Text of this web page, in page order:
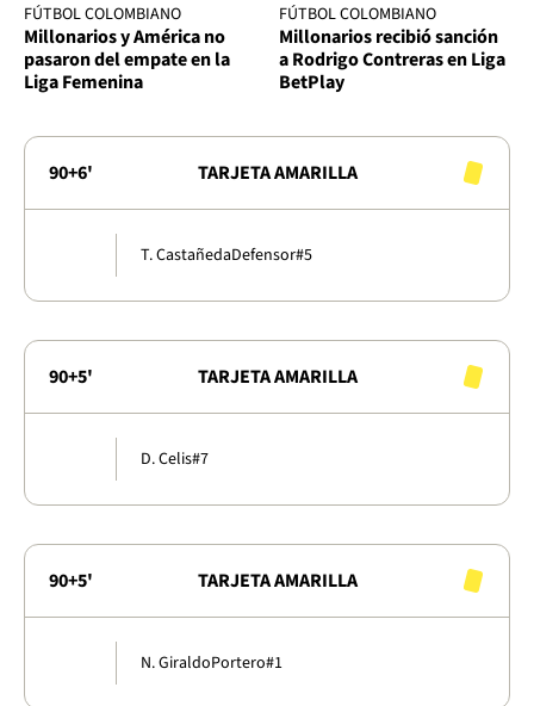
FÚTBOL COLOMBIANO
Millonarios y América no
pasaron del empate en la
Liga Femenina
FÚTBOL COLOMBIANO
Millonarios recibió sanción
a Rodrigo Contreras en Liga
BetPlay
90+6' TARJETA AMARILLA
T. CastañedaDefensor#5
90+5' TARJETA AMARILLA
D. Celis#7
90+5' TARJETA AMARILLA
N. GiraldoPortero#1